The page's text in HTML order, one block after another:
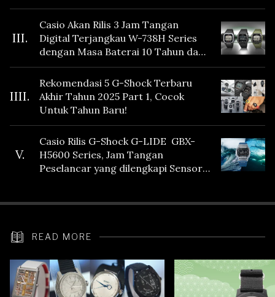
III.
Casio Akan Rilis 3 Jam Tangan
Digital Terjangkau W-738H Series
dengan Masa Baterai 10 Tahun dan
Fitur Vibration
IIII.
Rekomendasi 5 G-Shock Terbaru
Akhir Tahun 2025 Part 1, Cocok
Untuk Tahun Baru!
V.
Casio Rilis G-Shock G-LIDE GBX-
H5600 Series, Jam Tangan
Peselancar yang dilengkapi Sensor
READ MORE